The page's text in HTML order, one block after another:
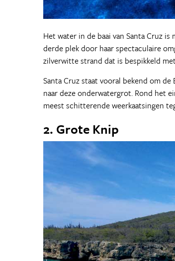
Het water in de baai van Santa Cruz
derde plek door haar spectaculaire
zilverwitte strand dat is bespikkeld
Santa Cruz staat vooral bekend om
naar deze onderwatergrot. Rond het
meest schitterende weerkaatsingen
2. Grote Knip